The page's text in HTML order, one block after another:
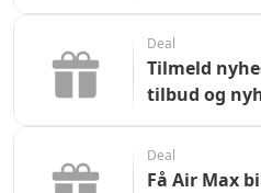
Deal
Tilmeld
tilbud og
Deal
Få Air Max